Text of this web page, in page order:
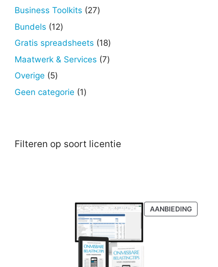
producten
Business Toolkits 2727
Bundels 1212
producten
Gratis spreadsheets 1818
producten
Maatwerk & Services 77
Overige 55
producten
Geen categorie 11
Filteren op soort licentie
AANBIEDING
IN